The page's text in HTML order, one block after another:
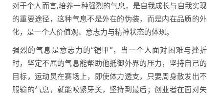
对于个人而言,培养一种强烈的气息，是自我成长与自我实现
的重要途径，这种气息不是外在的伪装，而是内在品质的外
化，是一个人价值观、意志力与精神状态的体现。
强烈的气息是意志力的“铠甲”，当一个人面对困难与挫折
时，坚定不屈的气息能帮助他抵御外界的压力，坚持自己的
目标，运动员在赛场上，即使体力透支，只要周身散发出不
服输的气息，就能咬紧牙关，坚持到最后；创业者在面对失